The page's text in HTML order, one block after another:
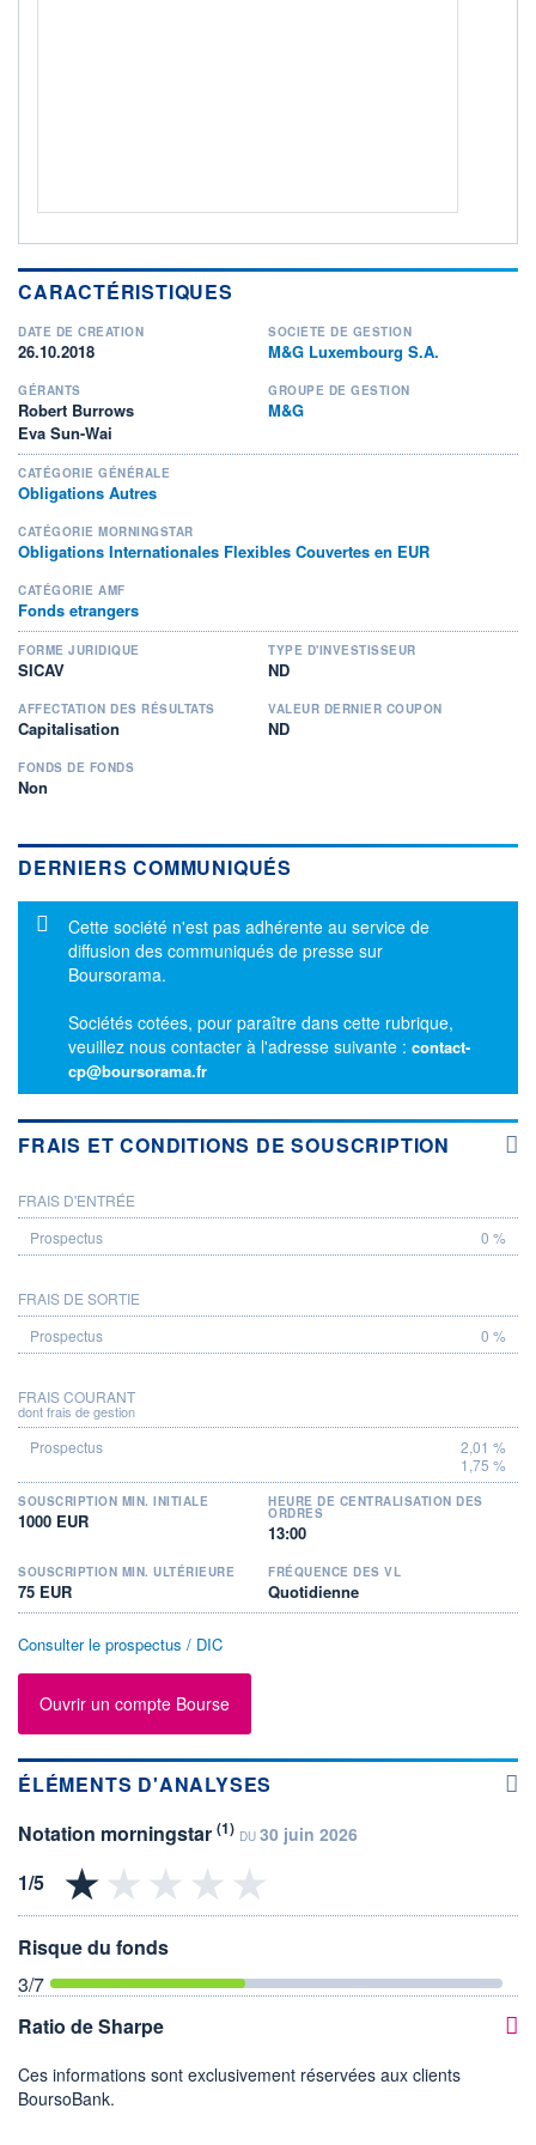
+ PORTEFEUILLE + LISTE
CARACTÉRISTIQUES
DATE DE CRÉATION
26.10.2018
SOCIÉTÉ DE GESTION
M&G Luxembourg S.A.
GÉRANTS
Robert Burrows
Eva Sun-Wai
GROUPE DE GESTION
M&G
CATÉGORIE GÉNÉRALE
Obligations Autres
CATÉGORIE MORNINGSTAR
Obligations Internationales Flexibles Couvertes en EUR
CATÉGORIE AMF
Fonds etrangers
FORME JURIDIQUE
SICAV
TYPE D'INVESTISSEUR
ND
AFFECTATION DES RÉSULTATS
Capitalisation
VALEUR DERNIER COUPON
ND
FONDS DE FONDS
Non
DERNIERS COMMUNIQUÉS
Message d'information
Cette société n'est pas adhérente au service de
diffusion des communiqués de presse sur
Boursorama.
Sociétés cotées, pour paraître dans cette rubrique,
veuillez nous contacter à l'adresse suivante : contact-
cp@boursorama.fr
FRAIS ET CONDITIONS DE SOUSCRIPTION
PROSPECTUS
FRAIS D'ENTRÉE
0 %
FRAIS DE SORTIE
0 %
FRAIS COURANT
dont frais de gestion
2,01 %
1,75 %
SOUSCRIPTION MIN. INITIALE
1000 EUR
HEURE DE CENTRALISATION DES
ORDRES
13:00
SOUSCRIPTION MIN. ULTÉRIEURE
75 EUR
FRÉQUENCE DES VL
Quotidienne
Consulter le prospectus / DIC
Ouvrir un compte Bourse
ÉLÉMENTS D'ANALYSES
Notation morningstar (1) DU 30 juin 2026
Risque du fonds
3/7
Ratio de Sharpe
Ces informations sont exclusivement réservées aux clients
BoursoBank.